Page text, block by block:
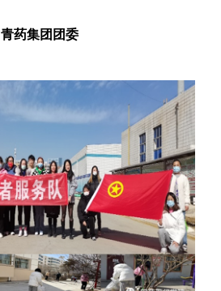
青药集团团委